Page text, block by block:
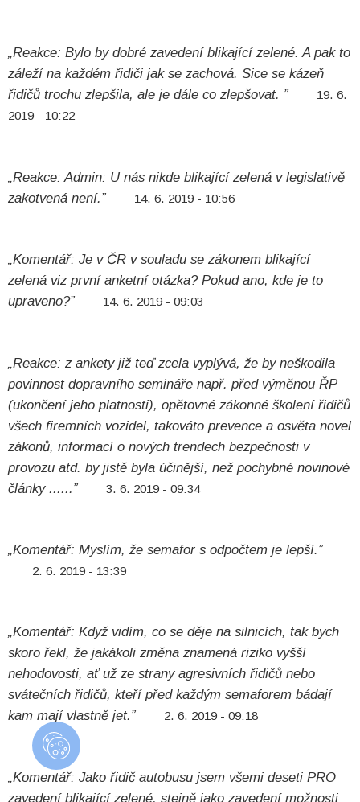
„Reakce: Bylo by dobré zavedení blikající zelené. A pak to
záleží na každém řidiči jak se zachová. Sice se kázeň
řidičů trochu zlepšila, ale je dále co zlepšovat. ”
19. 6.
2019 - 10:22
„Reakce: Admin: U nás nikde blikající zelená v legislativě
zakotvená není.”
14. 6. 2019 - 10:56
„Komentář: Je v ČR v souladu se zákonem blikající
zelená viz první anketní otázka? Pokud ano, kde je to
upraveno?”
14. 6. 2019 - 09:03
„Reakce: z ankety již teď zcela vyplývá, že by neškodila
povinnost dopravního semináře např. před výměnou ŘP
(ukončení jeho platnosti), opětovné zákonné školení řidičů
všech firemních vozidel, takováto prevence a osvěta novel
zákonů, informací o nových trendech bezpečnosti v
provozu atd. by jistě byla účinější, než pochybné novinové
články ......”
3. 6. 2019 - 09:34
„Komentář: Myslím, že semafor s odpočtem je lepší.”
2. 6. 2019 - 13:39
„Komentář: Když vidím, co se děje na silnicích, tak bych
skoro řekl, že jakákoli změna znamená riziko vyšší
nehodovosti, ať už ze strany agresivních řidičů nebo
svátečních řidičů, kteří před každým semaforem bádají
kam mají vlastně jet.”
2. 6. 2019 - 09:18
„Komentář: Jako řidič autobusu jsem všemi deseti PRO
zavedení blikající zelené, stejně jako zavedení možnosti